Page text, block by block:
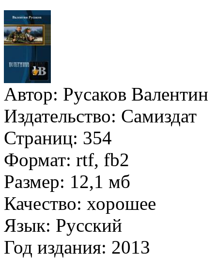
Автор: Русаков Валентин
Издательство: Самиздат
Страниц: 354
Формат: rtf, fb2
Размер: 12,1 мб
Качество: хорошее
Язык: Русский
Год издания: 2013